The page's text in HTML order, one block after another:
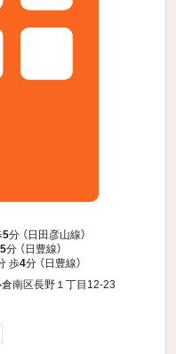
5分 （日田彦山線）
分 （日豊線）
歩4分 （日豊線）
南区長野１丁目12-23